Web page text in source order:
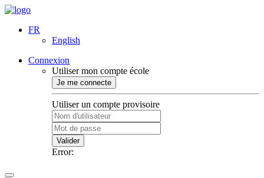
FR
English
Connexion
Utiliser mon compte école
Je me connecte
Utiliser un compte provisoire
Valider
Error: